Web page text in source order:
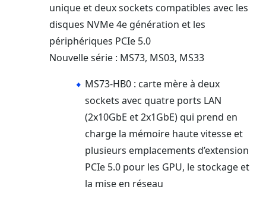
unique et deux sockets compatibles avec les
disques NVMe 4e génération et les
périphériques PCIe 5.0
Nouvelle série : MS73, MS03, MS33
MS73-HB0 : carte mère à deux
sockets avec quatre ports LAN
(2x10GbE et 2x1GbE) qui prend en
charge la mémoire haute vitesse et
plusieurs emplacements d’extension
PCIe 5.0 pour les GPU, le stockage et
la mise en réseau